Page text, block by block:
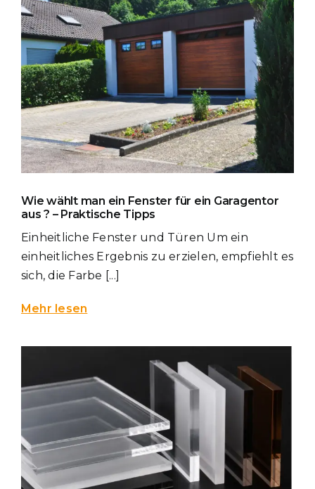
Wie wählt man ein Fenster für ein Garagentor
aus ? – Praktische Tipps
Einheitliche Fenster und Türen Um ein
einheitliches Ergebnis zu erzielen, empfiehlt es
sich, die Farbe [...]
Mehr lesen